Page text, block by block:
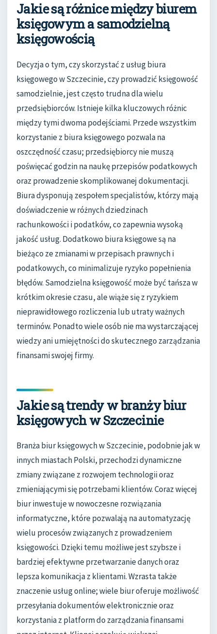
Jakie są różnice między biurem
księgowym a samodzielną
księgowością
Decyzja o tym, czy skorzystać z usług biura
księgowego w Szczecinie, czy prowadzić księgowość
samodzielnie, jest często trudna dla wielu
przedsiębiorców. Istnieje kilka kluczowych różnic
między tymi dwoma podejściami. Przede wszystkim
korzystanie z biura księgowego pozwala na
oszczędność czasu; przedsiębiorcy nie muszą
poświęcać godzin na naukę przepisów podatkowych
oraz prowadzenie skomplikowanej dokumentacji.
Biura dysponują zespołem specjalistów, którzy mają
doświadczenie w różnych dziedzinach
rachunkowości i podatków, co zapewnia wysoką
jakość usług. Dodatkowo biura księgowe są na
bieżąco ze zmianami w przepisach prawnych i
podatkowych, co minimalizuje ryzyko popełnienia
błędów. Samodzielna księgowość może być tańsza w
krótkim okresie czasu, ale wiąże się z ryzykiem
nieprawidłowego rozliczenia lub utraty ważnych
terminów. Ponadto wiele osób nie ma wystarczającej
wiedzy ani umiejętności do skutecznego zarządzania
finansami swojej firmy.
Jakie są trendy w branży biur
księgowych w Szczecinie
Branża biur księgowych w Szczecinie, podobnie jak w
innych miastach Polski, przechodzi dynamiczne
zmiany związane z rozwojem technologii oraz
zmieniającymi się potrzebami klientów. Coraz więcej
biur inwestuje w nowoczesne rozwiązania
informatyczne, które pozwalają na automatyzację
wielu procesów związanych z prowadzeniem
księgowości. Dzięki temu możliwe jest szybsze i
bardziej efektywne przetwarzanie danych oraz
lepsza komunikacja z klientami. Wzrasta także
znaczenie usług online; wiele biur oferuje możliwość
przesyłania dokumentów elektronicznie oraz
korzystania z platform do zarządzania finansami